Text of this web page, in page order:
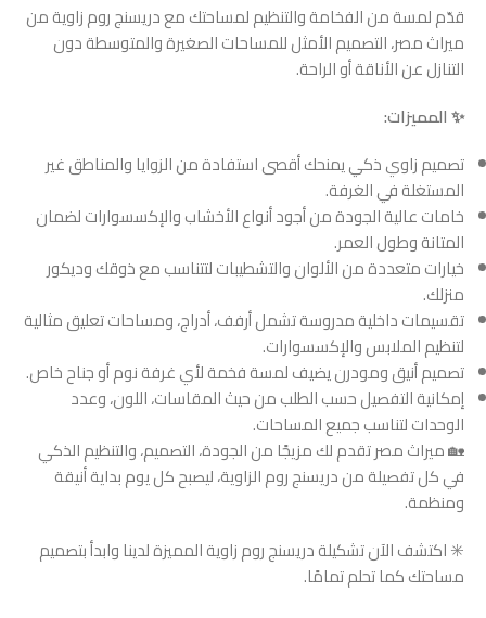
قدّم لمسة من الفخامة والتنظيم لمساحتك مع دريسنج روم زاوية من
ميراث مصر، التصميم الأمثل للمساحات الصغيرة والمتوسطة دون
التنازل عن الأناقة أو الراحة.
✨ المميزات:
تصميم زاوي ذكي يمنحك أقصى استفادة من الزوايا والمناطق غير
المستغلة في الغرفة.
خامات عالية الجودة من أجود أنواع الأخشاب والإكسسوارات لضمان
المتانة وطول العمر.
خيارات متعددة من الألوان والتشطيبات لتتناسب مع ذوقك وديكور
منزلك.
تقسيمات داخلية مدروسة تشمل أرفف، أدراج، ومساحات تعليق مثالية
لتنظيم الملابس والإكسسوارات.
تصميم أنيق ومودرن يضيف لمسة فخمة لأي غرفة نوم أو جناح خاص.
إمكانية التفصيل حسب الطلب من حيث المقاسات، اللون، وعدد
الوحدات لتناسب جميع المساحات.
🏡 ميراث مصر تقدم لك مزيجًا من الجودة، التصميم، والتنظيم الذكي
في كل تفصيلة من دريسنج روم الزاوية، ليصبح كل يوم بداية أنيقة
ومنظمة.
✳️ اكتشف الآن تشكيلة دريسنج روم زاوية المميزة لدينا وابدأ بتصميم
مساحتك كما تحلم تمامًا.